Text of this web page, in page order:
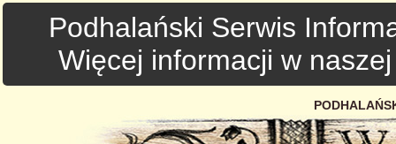
Podhalański Serwis
Więcej informacji w